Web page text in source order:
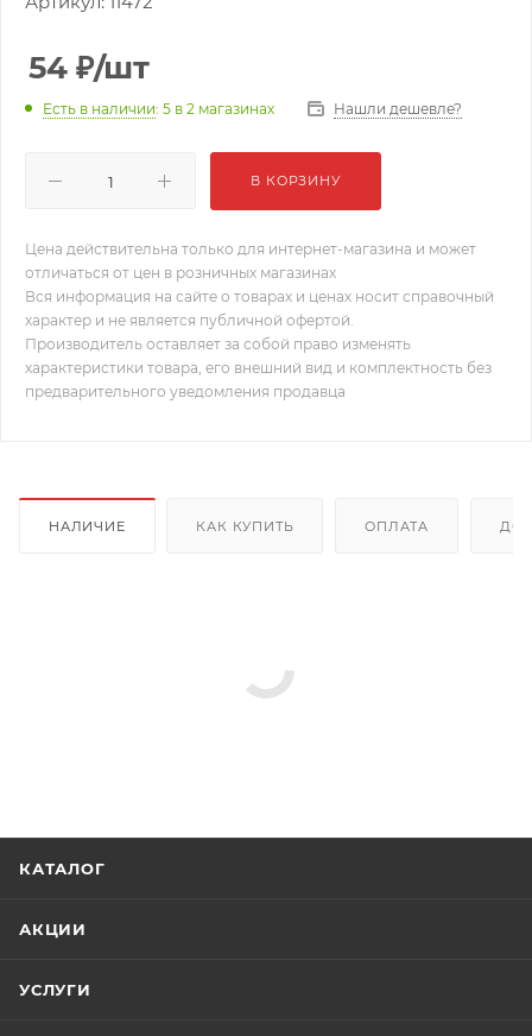
54 ₽/шт
Есть в наличии: 5 в 2 магазинах Нашли дешевле?
В КОРЗИНУ
Цена действительна только для интернет-магазина и может
отличаться от цен в розничных магазинах
Вся информация на сайте о товарах и ценах носит справочный
характер и не является публичной офертой.
Производитель оставляет за собой право изменять
характеристики товара, его внешний вид и комплектность без
предварительного уведомления продавца
НАЛИЧИЕ КАК КУПИТЬ ОПЛАТА
КАТАЛОГ
АКЦИИ
УСЛУГИ